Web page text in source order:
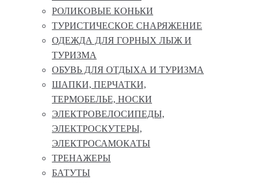
РОЛИКОВЫЕ КОНЬКИ
ТУРИСТИЧЕСКОЕ СНАРЯЖЕНИЕ
ОДЕЖДА ДЛЯ ГОРНЫХ ЛЫЖ И
ТУРИЗМА
ОБУВЬ ДЛЯ ОТДЫХА И ТУРИЗМА
ШАПКИ, ПЕРЧАТКИ,
ТЕРМОБЕЛЬЕ, НОСКИ
ЭЛЕКТРОВЕЛОСИПЕДЫ,
ЭЛЕКТРОСКУТЕРЫ,
ЭЛЕКТРОСАМОКАТЫ
ТРЕНАЖЕРЫ
БАТУТЫ